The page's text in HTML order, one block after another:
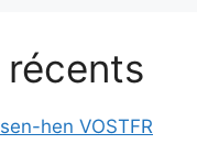
hen VOSTFR